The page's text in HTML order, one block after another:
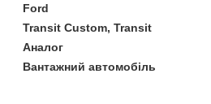
Ford
Transit Custom, Transit
Аналог
Вантажний автомобіль